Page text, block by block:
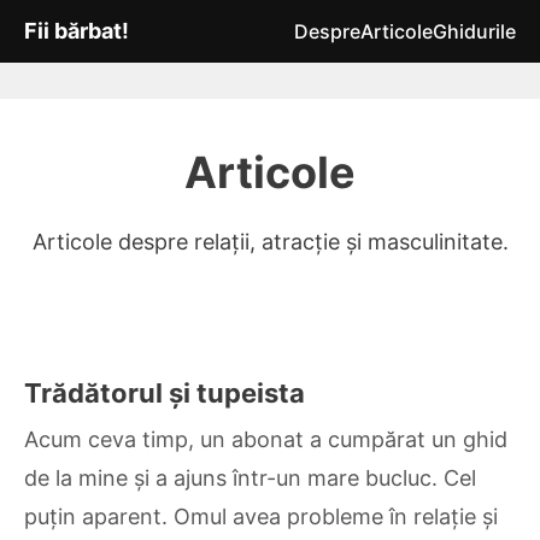
Fii bărbat! DespreArticoleGhidurile
Articole
Articole despre relații, atracție și masculinitate.
Trădătorul și tupeista
Acum ceva timp, un abonat a cumpărat un ghid
de la mine și a ajuns într-un mare bucluc. Cel
puțin aparent. Omul avea probleme în relație și